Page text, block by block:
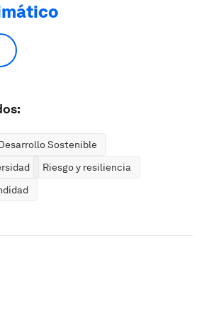
Sostenible
Riesgo y resiliencia